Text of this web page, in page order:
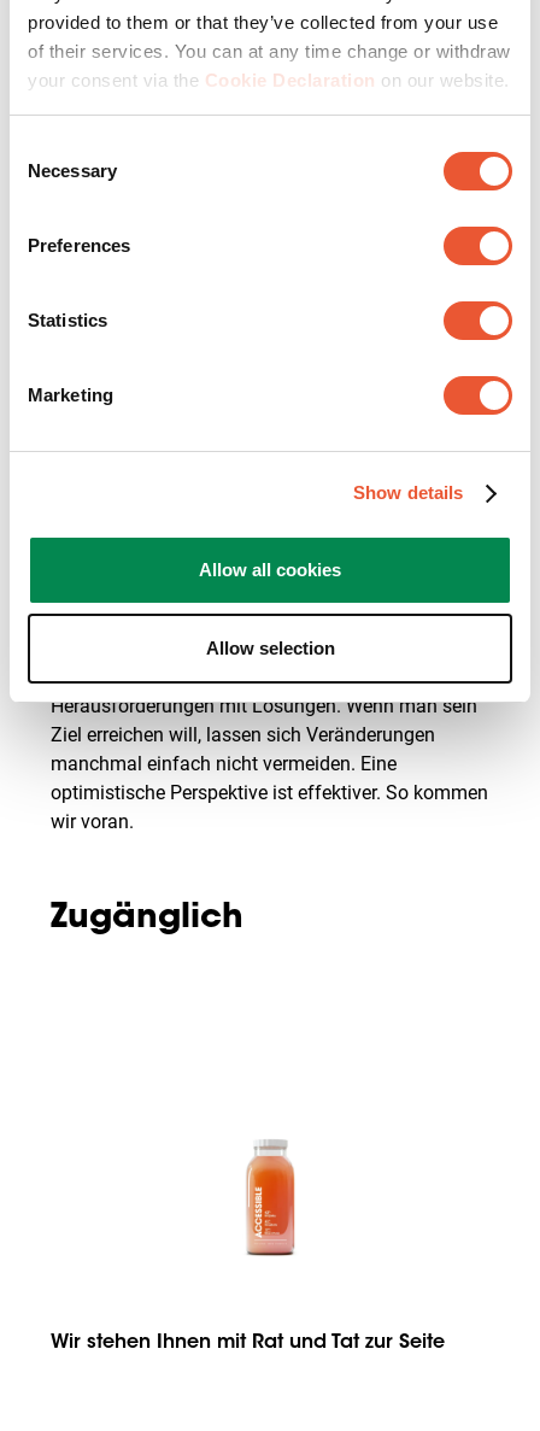
provided to them or that they’ve collected from your use
of their services. You can at any time change or withdraw
your consent via the Cookie Declaration on our website.
Selection
Necessary
Preferences
Statistics
Marketing
Show details
Allow all cookies
Allow selection
Positiv
Positive Gedanken und Taten. Wir kombinieren eine
positive Einstellung und einen aufmerksamen Blick
für neue Chancen. Wir begegnen Problemen und
Herausforderungen mit Lösungen. Wenn man sein
Ziel erreichen will, lassen sich Veränderungen
manchmal einfach nicht vermeiden. Eine
optimistische Perspektive ist effektiver. So kommen
wir voran.
Zugänglich
Wir stehen Ihnen mit Rat und Tat zur Seite